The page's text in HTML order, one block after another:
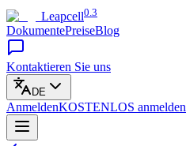
Leapcell0.3
DokumentePreiseBlog
Kontaktieren Sie uns
DE
AnmeldenKOSTENLOS anmelden